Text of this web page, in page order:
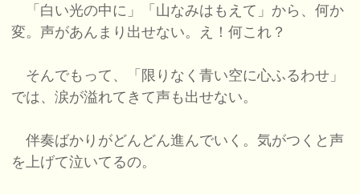
「白い光の中に」「山なみはもえて」から、何か
変。声があんまり出せない。え！何これ？
そんでもって、「限りなく青い空に心ふるわせ」
では、涙が溢れてきて声も出せない。
伴奏ばかりがどんどん進んでいく。気がつくと声
を上げて泣いてるの。